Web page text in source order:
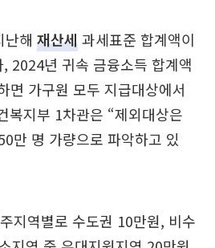
난해 재산세과세표준 합계액이
2024년 귀속 금융소득 합계액
면 가구원 모두 지급대상에서
복지부 1차관은 “제외대상은
만 명 가량으로 파악하고 있
지역별로 수도권 10만원, 비수